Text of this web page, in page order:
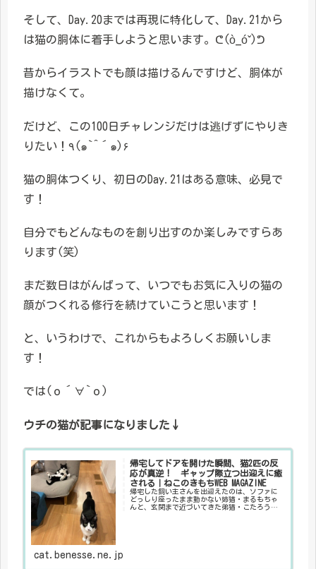
そして、Day.20までは再現に特化して、Day.21から
は猫の胴体に着手しようと思います。ᕦ(ò_óˇ)ᕤ
昔からイラストでも顔は描けるんですけど、胴体が
描けなくて。
だけど、この100日チャレンジだけは逃げずにやりき
りたい！٩(๑`^´๑)۶
猫の胴体つくり、初日のDay.21はある意味、必見で
す！
自分でもどんなものを創り出すのか楽しみですらあ
ります(笑)
まだ数日はがんばって、いつでもお気に入りの猫の
顔がつくれる修行を続けていこうと思います！
と、いうわけで、これからもよろしくお願いしま
す！
では(о´∀`о)
ウチの猫が記事になりました↓
帰宅してドアを開けた瞬間、猫2匹の反
応が真逆！ ギャップ際立つ出迎えに癒
される｜ねこのきもちWEB MAGAZINE
帰宅した飼い主さんを出迎えたのは、ソファに
どっしり座ったまま動かない姉猫・まるもちゃ
んと、玄関まで近づいてきた弟猫・こたろうく
cat.benesse.ne.jp